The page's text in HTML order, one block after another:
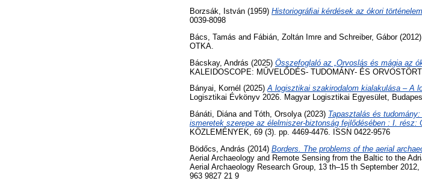
Borzsák, István (1959) Historiográﬁai kérdések az ókori
0039-8098
Bács, Tamás and Fábián, Zoltán Imre and Schreiber, Gábor(2012)
OTKA.
Bácskay, András (2025) Összefoglaló az „Orvoslás és mágia az
KALEIDOSCOPE: MŰVELŐDÉS- TUDOMÁNY- ÉS
Bányai, Kornél (2025)A logisztikai szakirodalom kialakulása – A
Logisztikai Évkönyv 2026. Magyar Logisztikai Egyesület,
Bánáti, Diánaand Tóth, Orsolya(2023) Tapasztalás és
ismeretek szerepe az élelmiszer-biztonság fejlődésében : I. rész:
KÖZLEMÉNYEK, 69 (3). pp. 4469-4476. ISSN 0422-9576
Bödőcs, András (2014) Borders. The problems of the aerial
Aerial Archaeology and Remote Sensing from the Baltic to the
Aerial Archaeology Research Group, 13 th–15 th September
963 9827 21 9